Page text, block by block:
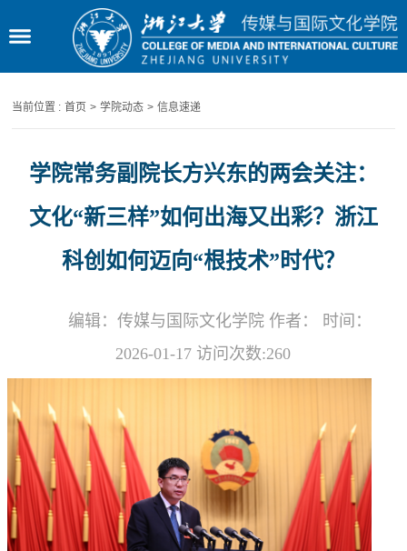
当前位置 : 首页 > 学院动态 > 信息速递
学院常务副院长方兴东的两会关注：
文化“新三样”如何出海又出彩？浙江
科创如何迈向“根技术”时代？
编辑：传媒与国际文化学院 作者： 时间：
2026-01-17 访问次数:260